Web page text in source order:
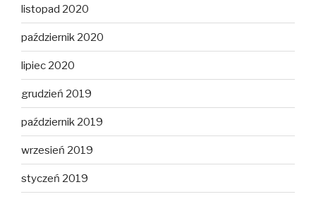
listopad 2020
październik 2020
lipiec 2020
grudzień 2019
październik 2019
wrzesień 2019
styczeń 2019